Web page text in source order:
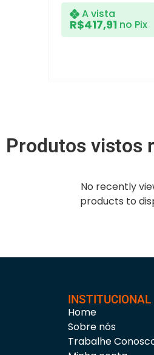
A vista
R$417,91 no Pix
Produtos vistos
No recently
products to
INSTITUCIONAL
Home
Sobre nós
Trabalhe